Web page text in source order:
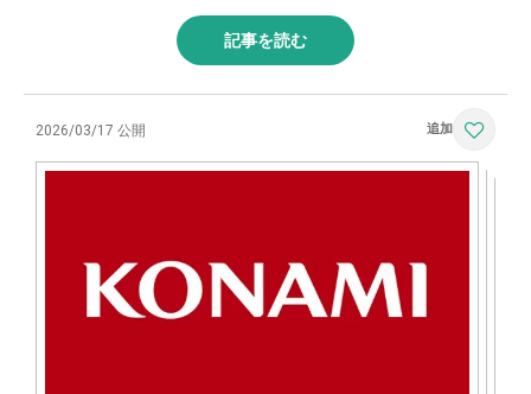
記事を読む
2026/03/17 公開